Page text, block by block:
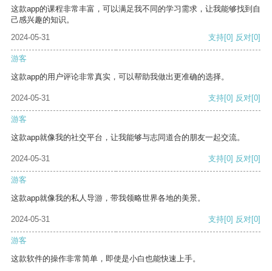
这款app的课程非常丰富，可以满足我不同的学习需求，让我能够找到自
己感兴趣的知识。
2024-05-31
支持[0] 反对[0]
游客
这款app的用户评论非常真实，可以帮助我做出更准确的选择。
2024-05-31 支持[0] 反对[0]
游客
这款app就像我的社交平台，让我能够与志同道合的朋友一起交流。
2024-05-31 支持[0] 反对[0]
游客
这款app就像我的私人导游，带我领略世界各地的美景。
2024-05-31 支持[0] 反对[0]
游客
这款软件的操作非常简单，即使是小白也能快速上手。